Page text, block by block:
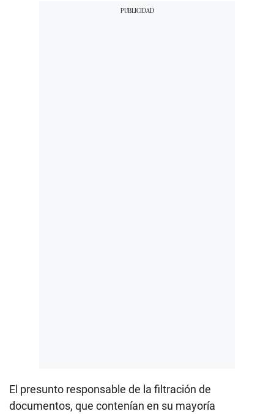
El presunto responsable de la filtración de
documentos, que contenían en su mayoría